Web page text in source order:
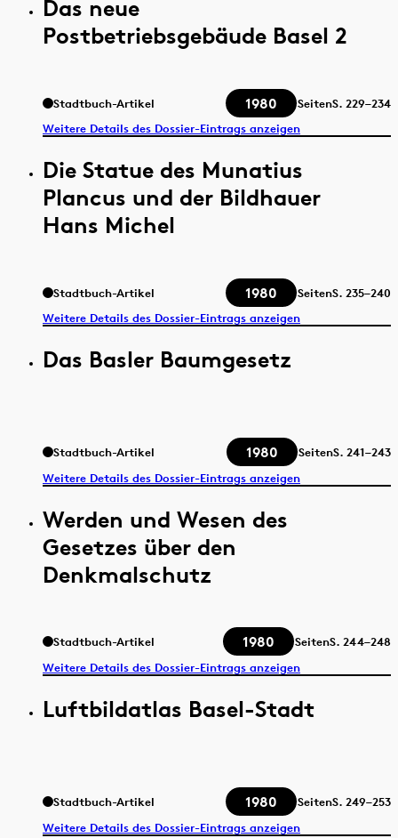
Das neue
Postbetriebsgebäude Basel 2
Stadtbuch-Artikel 1980 SeitenS. 229–234
Weitere Details des Dossier-Eintrags anzeigen
Die Statue des Munatius
Plancus und der Bildhauer
Hans Michel
Stadtbuch-Artikel 1980 SeitenS. 235–240
Weitere Details des Dossier-Eintrags anzeigen
Das Basler Baumgesetz
Stadtbuch-Artikel 1980 SeitenS. 241–243
Weitere Details des Dossier-Eintrags anzeigen
Werden und Wesen des
Gesetzes über den
Denkmalschutz
Stadtbuch-Artikel 1980 SeitenS. 244–248
Weitere Details des Dossier-Eintrags anzeigen
Luftbildatlas Basel-Stadt
Stadtbuch-Artikel 1980 SeitenS. 249–253
Weitere Details des Dossier-Eintrags anzeigen